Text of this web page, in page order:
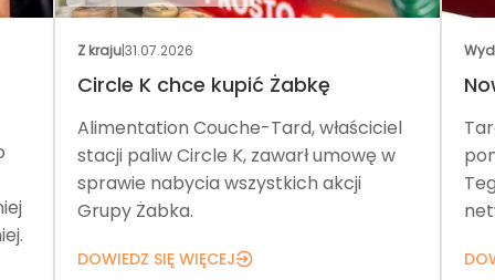
Z kraju|31.07.2026
Circle K chce kupić Żabkę
Alimentation Couche-Tard, właściciel
stacji paliw Circle K, zawarł umowę w
sprawie nabycia wszystkich akcji
Grupy Żabka.
DOWIEDZ SIĘ WIĘCEJ